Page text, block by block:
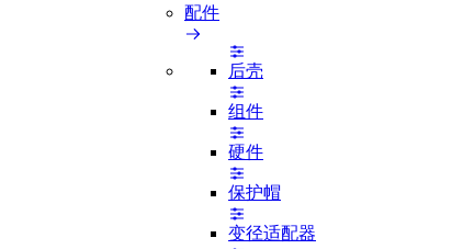
配件
后壳
组件
硬件
保护帽
变径适配器